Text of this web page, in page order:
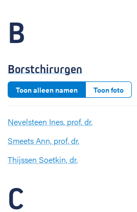
B
Borstchirurgen
Toon alleen namen Toon foto
Nevelsteen Ines, prof. dr.
Smeets Ann, prof. dr.
Thijssen Soetkin, dr.
C